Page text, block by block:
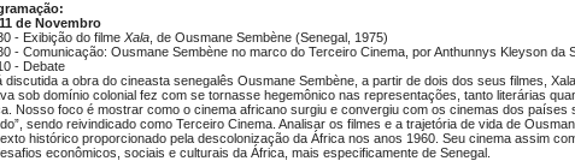
de Novembro
- Exibição do filme Xala , de Ousmane Sembène (Senegal, 1975)
- Comunicação: Ousmane Sembène no marco do Terceiro Cinema, por Anthunnys Kleyson da
- Debate
discutida a obra do cineasta senegalês Ousmane Sembène, a partir de dois dos seus filmes,
sob domínio colonial fez com se tornasse hegemônico nas representações, tanto literárias
Nosso foco é mostrar como o cinema africano surgiu e convergiu com os cinemas dos países
sendo reivindicado como Terceiro Cinema. Analisar os filmes e a trajetória de vida de
histórico proporcionado pela descolonização da África nos anos 1960. Seu cinema assim
econômicos, sociais e culturais da África, mais especificamente de Senegal.